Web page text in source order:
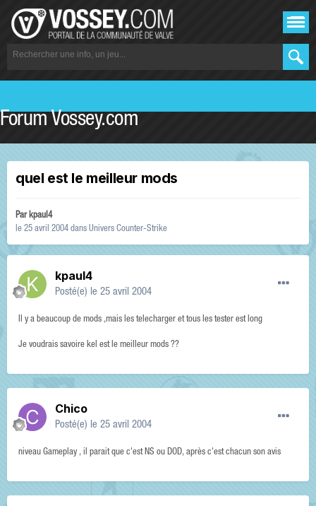
Forum Vossey.com
quel est le meilleur mods
Parkpaul4
le 25 avril 2004 dans Univers Counter-Strike
kpaul4
Posté(e) le 25 avril 2004
Il y a beaucoup de mods ,mais les telecharger et tous les tester est long
Je voudrais savoire kel est le meilleur mods ??
Chico
Posté(e) le 25 avril 2004
niveau Gameplay , il parait que c'est NS ou DOD, après c'est chacun son avis